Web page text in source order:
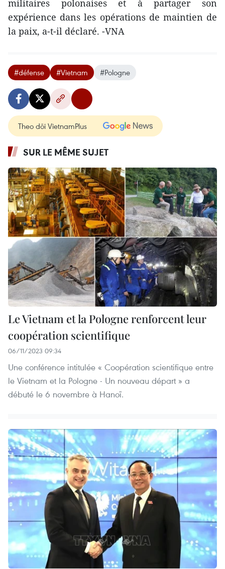
militaires polonaises et à partager son
expérience dans les opérations de maintien de
la paix, a-t-il déclaré. -VNA
#défense #Vietnam #Pologne
Theo dõi VietnamPlus
SUR LE MÊME SUJET
Le Vietnam et la Pologne renforcent leur
coopération scientifique
06/11/2023 09:34
Une conférence intitulée « Coopération scientifique entre
le Vietnam et la Pologne - Un nouveau départ » a
débuté le 6 novembre à Hanoï.